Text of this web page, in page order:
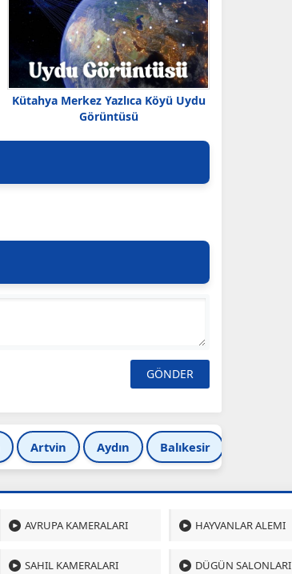
Kütahya Merkez Yazlıca Köyü Uydu
Görüntüsü
Artvin Aydın Balıkesir
AVRUPA KAMERALARI HAYVANLAR ALEMI
SAHIL KAMERALARI DÜGÜN SALONLARI